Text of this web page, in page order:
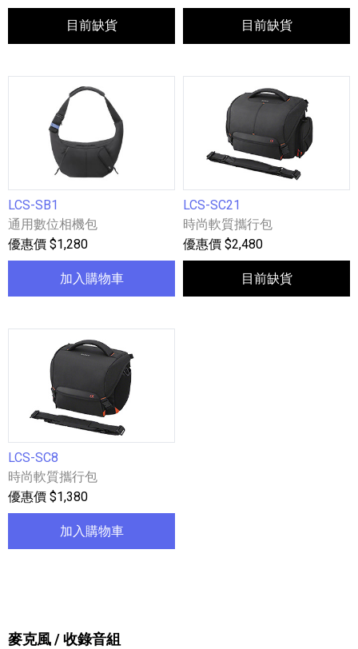
目前缺貨 目前缺貨
LCS-SB1
通用數位相機包
優惠價 $1,280
加入購物車
LCS-SC21
時尚軟質攜行包
優惠價 $2,480
目前缺貨
LCS-SC8
時尚軟質攜行包
優惠價 $1,380
加入購物車
麥克風 / 收錄音組